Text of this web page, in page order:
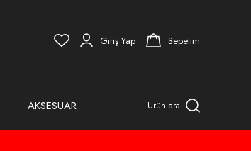
Giriş Yap Sepetim
AKSESUAR Ürün ara